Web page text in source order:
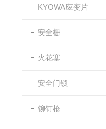
KYOWA应变片
安全栅
火花塞
安全门锁
铆钉枪